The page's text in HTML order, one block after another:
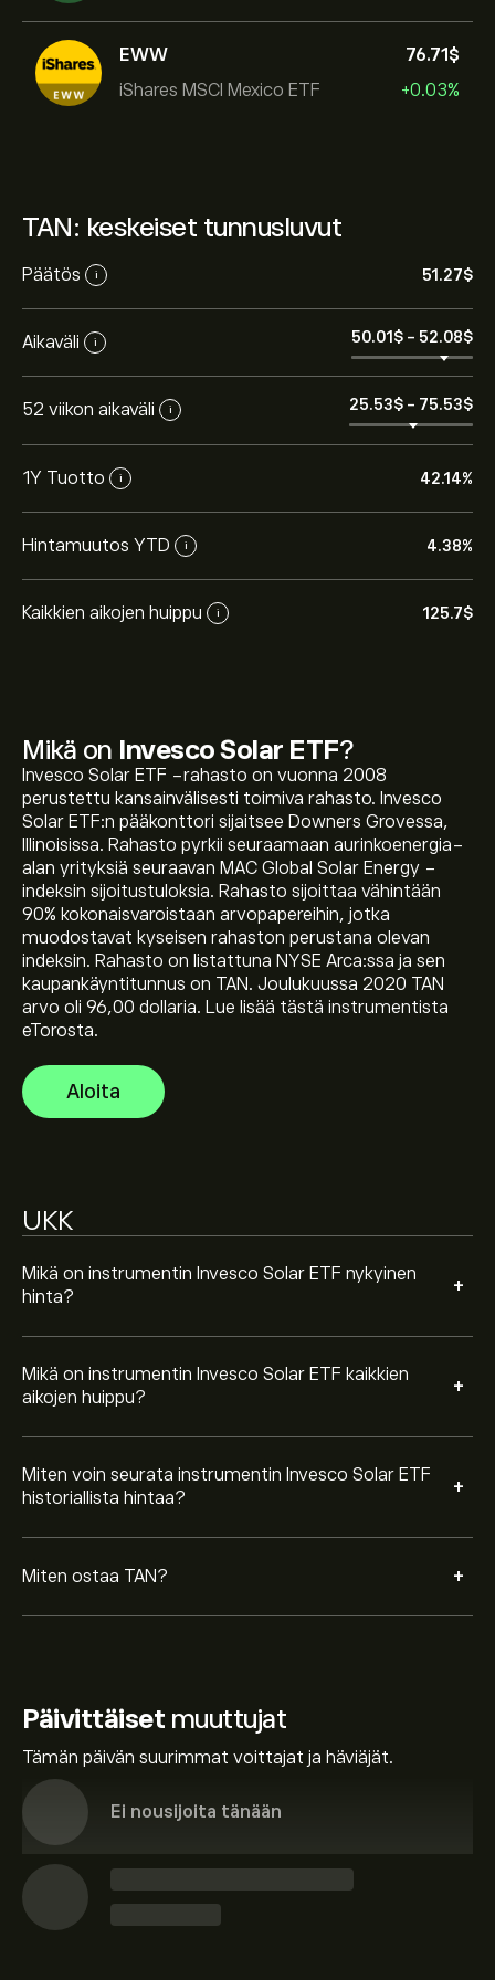
EWW
iShares MSCI Mexico ETF
76.71‎$‎
+0.03%
TAN: keskeiset tunnusluvut
Päätös i 51.27‎$‎
Aikaväli i 50.01‎$‎ - 52.08‎$‎
52 viikon aikaväli i 25.53‎$‎ - 75.53‎$‎
1Y Tuotto i 42.14%
Hintamuutos YTD i 4.38%
Kaikkien aikojen huippu i 125.7‎$‎
Mikä on Invesco Solar ETF?
Invesco Solar ETF -rahasto on vuonna 2008
perustettu kansainvälisesti toimiva rahasto. Invesco
Solar ETF:n pääkonttori sijaitsee Downers Grovessa,
Illinoisissa. Rahasto pyrkii seuraamaan aurinkoenergia-
alan yrityksiä seuraavan MAC Global Solar Energy -
indeksin sijoitustuloksia. Rahasto sijoittaa vähintään
90% kokonaisvaroistaan ​​arvopapereihin, jotka
muodostavat kyseisen rahaston perustana olevan
indeksin. Rahasto on listattuna NYSE Arca:ssa ja sen
kaupankäyntitunnus on TAN. Joulukuussa 2020 TAN
arvo oli 96,00 dollaria. Lue lisää tästä instrumentista
eTorosta.
Aloita
UKK
Mikä on instrumentin Invesco Solar ETF nykyinen
hinta?
+
Instrumentin TAN tämänhetkinen hinta on 51.60‎$‎
Mikä on instrumentin Invesco Solar ETF kaikkien
aikojen huippu?
+
Instrumentin Invesco Solar ETF kaikkien aikojen huippu
on 125.70‎$‎
Miten voin seurata instrumentin Invesco Solar ETF
historiallista hintaa?
+
Valitse "1D" tai "1W" aikaväli eToro-kaaviosta ja loitonna
hintaliikkeet. Instrumentin Invesco Solar ETF hinta on
vaihdellut välillä 14.99‎$‎ viimeisen vuoden aikana.
Miten ostaa TAN? +
Ostaaksesi instrumenttia TAN käy sivulla Invesco Solar
ostaa instrumentin TAN tiettyyn hintaan
tulevaisuudessa.
Päivittäiset muuttujat
Tämän päivän suurimmat voittajat ja häviäjät.
Ei nousijoita tänään